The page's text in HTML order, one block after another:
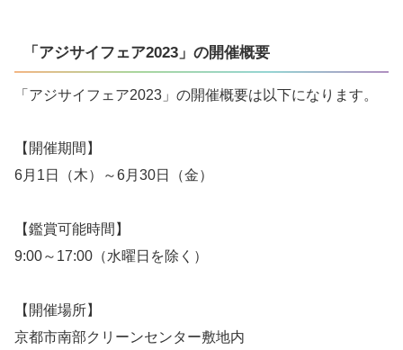
「アジサイフェア2023」の開催概要
「アジサイフェア2023」の開催概要は以下になります。
【開催期間】
6月1日（木）～6月30日（金）
【鑑賞可能時間】
9:00～17:00（水曜日を除く）
【開催場所】
京都市南部クリーンセンター敷地内